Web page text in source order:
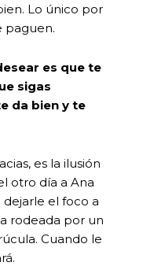
Lo único por
paguen.
es que te
sigas
da bien y te
es la ilusión
otro día a Ana
dejarle el foco a
rodeada por un
Cuando le